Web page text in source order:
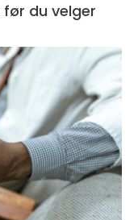
vite før du velger